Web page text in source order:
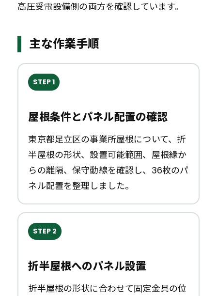
高圧受電設備側の両方を確認しています。
主な作業手順
STEP 1
屋根条件とパネル配置の確認
東京都足立区の事業所屋根について、折
半屋根の形状、設置可能範囲、屋根縁か
らの離隔、保守動線を確認し、36枚のパ
ネル配置を整理しました。
STEP 2
折半屋根へのパネル設置
折半屋根の形状に合わせて固定金具の位